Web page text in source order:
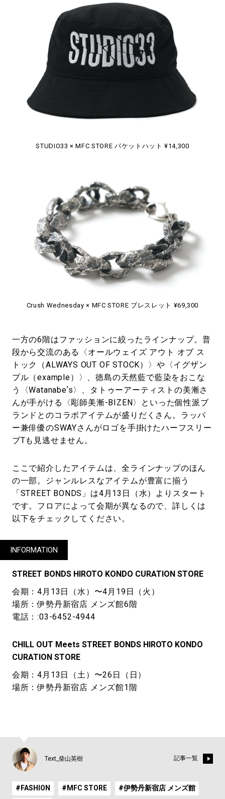
STUDIO33 × MFC STORE バケットハット ¥14,300
Crush Wednesday × MFC STORE ブレスレット ¥69,300
一方の6階はファッションに絞ったラインナップ。普
段から交流のある〈オールウェイズ アウト オブ ス
トック（ALWAYS OUT OF STOCK）〉や〈イグザン
プル（example）〉、徳島の天然藍で藍染をおこな
う〈Watanabeʼs〉、タトゥーアーティストの美漸さ
んが手がける〈彫師美漸-BIZEN〉といった個性派ブ
ランドとのコラボアイテムが盛りだくさん。ラッパ
ー兼俳優のSWAYさんがロゴを手掛けたハーフスリー
ブTも見逃せません。
ここで紹介したアイテムは、全ラインナップのほん
の一部。ジャンルレスなアイテムが豊富に揃う
「STREET BONDS」は4月13日（水）よりスタート
です。フロアによって会期が異なるので、詳しくは
以下をチェックしてください。
INFORMATION
STREET BONDS HIROTO KONDO CURATION STORE
会期：4月13日（水）〜4月19日（火）
場所：伊勢丹新宿店 メンズ館6階
電話：:03-6452-4944
CHILL OUT Meets STREET BONDS HIROTO KONDO
CURATION STORE
会期：4月13日（土）〜26日（日）
場所：伊勢丹新宿店 メンズ館1階
Text_柴山英樹 記事一覧
#FASHION #MFC STORE #伊勢丹新宿店 メンズ館